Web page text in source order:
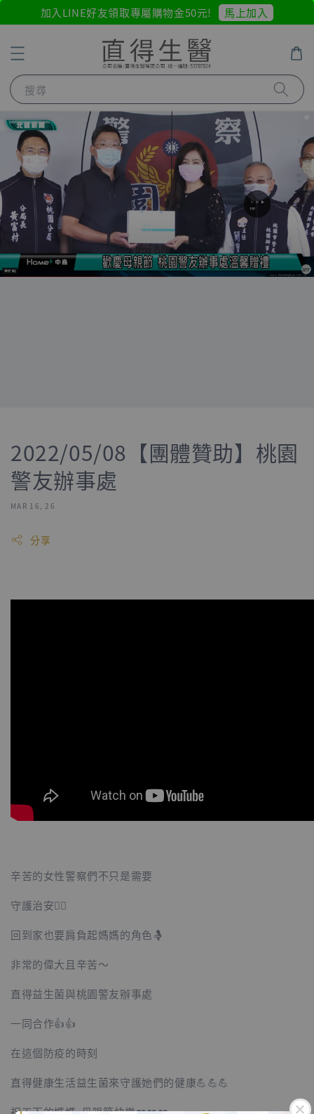
加入LINE好友領取專屬購物金50元! 馬上加入
搜尋
2022/05/08【團體贊助】桃園
警友辦事處
MAR 16, 26
分享
辛苦的女性警察們不只是需要
守護治安👮‍♀️
回到家也要肩負起媽媽的角色🤱
非常的偉大且辛苦～
直得益生菌與桃園警友辦事處
一同合作👍👍
在這個防疫的時刻
直得健康生活益生菌來守護她們的健康💪💪💪